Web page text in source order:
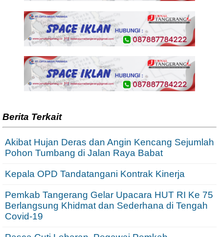
Berita Terkait
Akibat Hujan Deras dan Angin Kencang Sejumlah
Pohon Tumbang di Jalan Raya Babat
Kepala OPD Tandatangani Kontrak Kinerja
Pemkab Tangerang Gelar Upacara HUT RI Ke 75
Berlangsung Khidmat dan Sederhana di Tengah
Covid-19